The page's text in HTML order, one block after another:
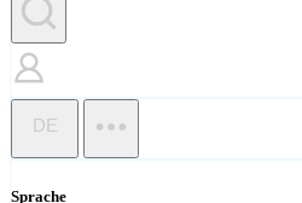
DE
Sprache